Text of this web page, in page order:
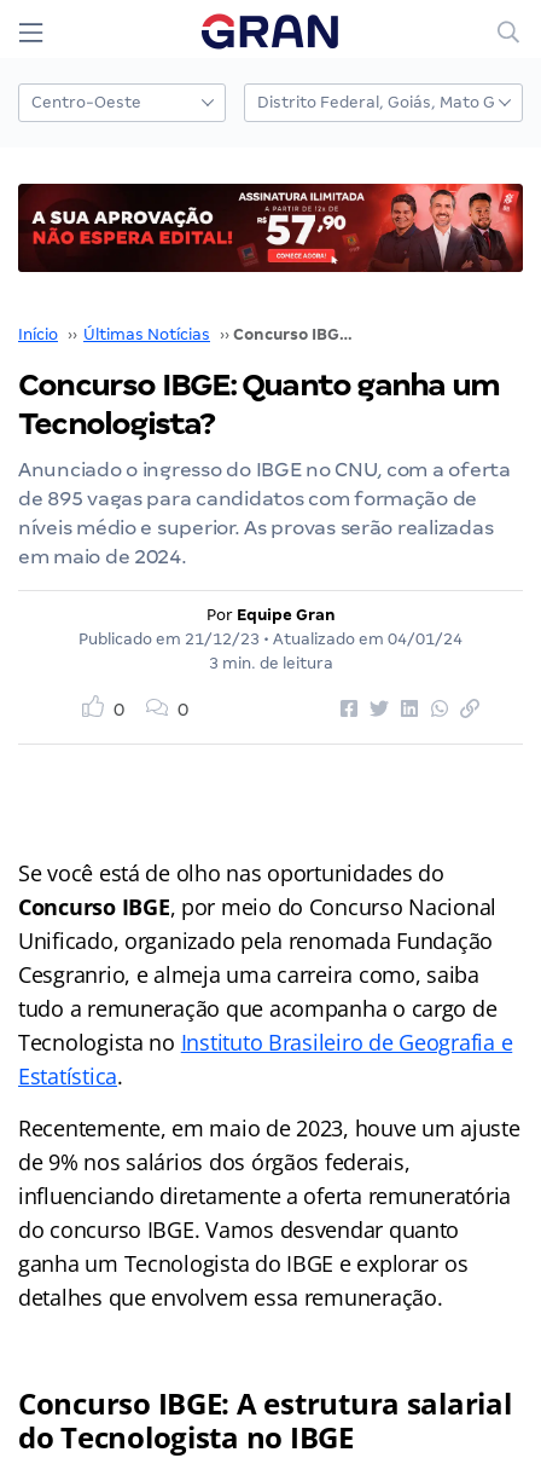
Início ›› Últimas Notícias ›› Concurso IBGE: Quanto ganha um Tecnologista?
Concurso IBGE: Quanto ganha um
Tecnologista?
Anunciado o ingresso do IBGE no CNU, com a oferta
de 895 vagas para candidatos com formação de
níveis médio e superior. As provas serão realizadas
em maio de 2024.
Por Equipe Gran
Publicado em 21/12/23 • Atualizado em 04/01/24
3 min. de leitura
0 0
Se você está de olho nas oportunidades do
Concurso IBGE, por meio do Concurso Nacional
Unificado, organizado pela renomada Fundação
Cesgranrio, e almeja uma carreira como, saiba
tudo a remuneração que acompanha o cargo de
Tecnologista no Instituto Brasileiro de Geografia e
Estatística.
Recentemente, em maio de 2023, houve um ajuste
de 9% nos salários dos órgãos federais,
influenciando diretamente a oferta remuneratória
do concurso IBGE. Vamos desvendar quanto
ganha um Tecnologista do IBGE e explorar os
detalhes que envolvem essa remuneração.
Concurso IBGE: A estrutura salarial
do Tecnologista no IBGE